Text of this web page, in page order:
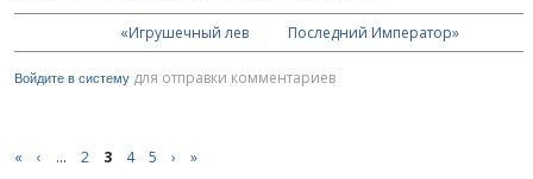
«Игрушечный лев Последний Император»
Войдите в систему для отправки комментариев
« ‹ … 2 3 4 5 › »